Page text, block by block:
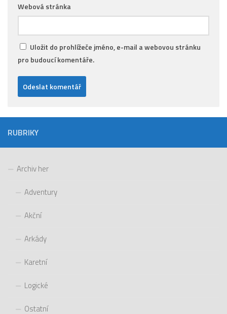
Webová stránka
Uložit do prohlížeče jméno, e-mail a webovou stránku
pro budoucí komentáře.
RUBRIKY
Archiv her
Adventury
Akční
Arkády
Karetní
Logické
Ostatní